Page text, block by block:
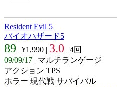
Resident Evil 5
バイオハザード5
89 | ¥1,990 | 3.0 | 4回
09/09/17 | マルチランゲージ
アクション TPS
ホラー 現代戦 サバイバル